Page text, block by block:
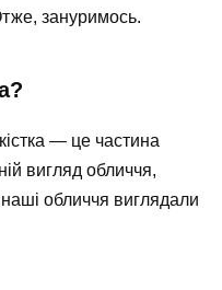
зануримось.
— це частина
вигляд обличчя,
наші обличчя виглядали